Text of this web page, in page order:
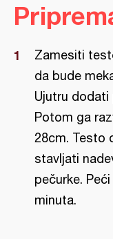
Zamesiti
da bude
Ujutru dodati
Potom ga
28cm. Testo
stavljati
pečurke.
minuta.